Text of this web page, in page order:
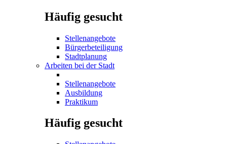
Häufig gesucht
Stellenangebote
Bürgerbeteiligung
Stadtplanung
Arbeiten bei der Stadt
Stellenangebote
Ausbildung
Praktikum
Häufig gesucht